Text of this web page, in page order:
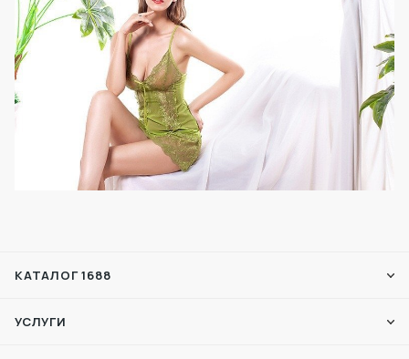
КАТАЛОГ 1688
УСЛУГИ